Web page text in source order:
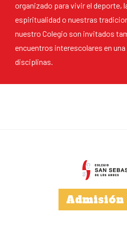
organizado para vivir el deporte,
espiritualidad o nuestras
nuestro Colegio son invitados
encuentros interescolares en
disciplinas.
Admisión